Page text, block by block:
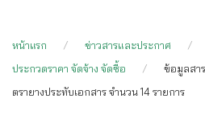
หน้าแรก ข่าวสารและประกาศ
ประกวดราคา จัดจ้าง จัดซื้อ
ข้อมูลสา
ตรายางประทับเอกสาร จำนวน 14 รายการ